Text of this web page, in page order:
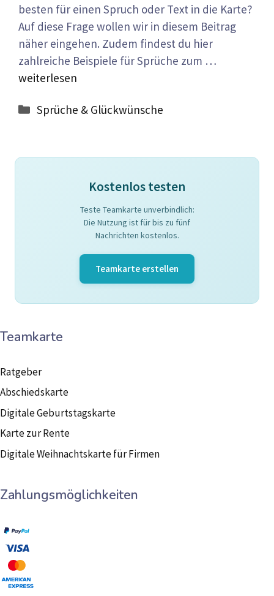
besten für einen Spruch oder Text in die Karte?
Auf diese Frage wollen wir in diesem Beitrag
näher eingehen. Zudem findest du hier
zahlreiche Beispiele für Sprüche zum …
weiterlesen
Kategorien
Sprüche & Glückwünsche
Kostenlos testen
Teste Teamkarte unverbindlich:
Die Nutzung ist für bis zu fünf
Nachrichten kostenlos.
Teamkarte erstellen
Teamkarte
Ratgeber
Abschiedskarte
Digitale Geburtstagskarte
Karte zur Rente
Digitale Weihnachtskarte für Firmen
Zahlungsmöglichkeiten